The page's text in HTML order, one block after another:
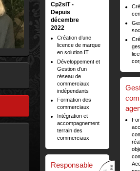
Cp2sIT
Depuis
décembre
2022
Création d’une
licence de marque
en solution IT
Développement et
Gestion d’un
réseau de
commerciaux
indépendants
Formation des
commerciaux
Intégration et
accompagnement
terrain des
commerciaux
Responsable